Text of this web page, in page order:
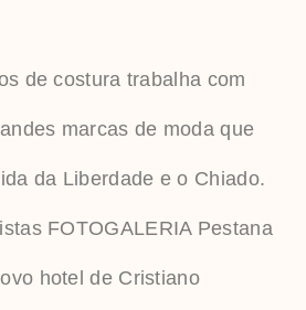
de costura trabalha com
marcas de moda que
da Liberdade e o Chiado.
FOTOGALERIA Pestana
hotel de Cristiano